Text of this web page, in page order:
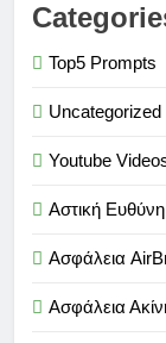
Top5 Prompts
Uncategorized
Youtube
Αστική Ευθύνη
Ασφάλεια
Ασφάλεια